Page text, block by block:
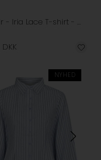
Neo Noir - Iria Lace T-shirt - White
DKK
NYHED